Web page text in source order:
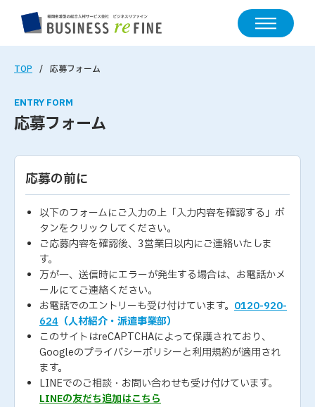
TOP 応募フォーム
ENTRY FORM
応募フォーム
応募の前に
以下のフォームにご入力の上「入力内容を確認する」ボ
タンをクリックしてください。
ご応募内容を確認後、3営業日以内にご連絡いたしま
す。
万が一、送信時にエラーが発生する場合は、お電話かメ
ールにてご連絡ください。
お電話でのエントリーも受け付けています。 0120-920-
624 （人材紹介・派遣事業部）
このサイトはreCAPTCHAによって保護されており、
Googleのプライバシーポリシーと利用規約が適用され
ます。
LINEでのご相談・お問い合わせも受け付けています。
LINEの友だち追加はこちら